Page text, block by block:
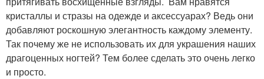
кристаллы и стразы на одежде и аксессуарах? Ведь они
добавляют роскошную элегантность каждому элементу.
Так почему же не использовать их для украшения наших
драгоценных ногтей? Тем более сделать это очень легко
и просто.